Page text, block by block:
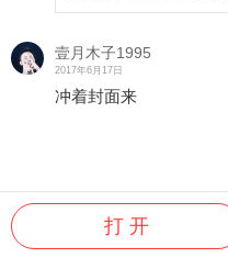
壹月木子1995
2017年6月17日
冲着封面来
打 开